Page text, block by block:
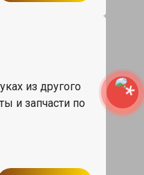
из другого
и запчасти по